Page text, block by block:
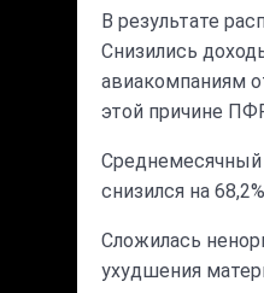
В результате
Снизились
авиакомпаниям
этой причине
Среднемесячный
снизился на
Сложилась
ухудшения